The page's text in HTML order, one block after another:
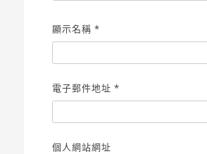
顯示名稱*
電子郵件地址*
個人網站網址